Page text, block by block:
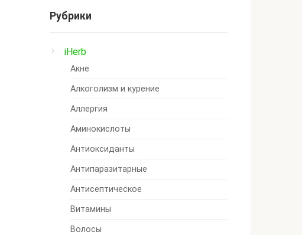
Рубрики
iHerb
Акне
Алкоголизм и курение
Аллергия
Аминокислоты
Антиоксиданты
Антипаразитарные
Антисептическое
Витамины
Волосы